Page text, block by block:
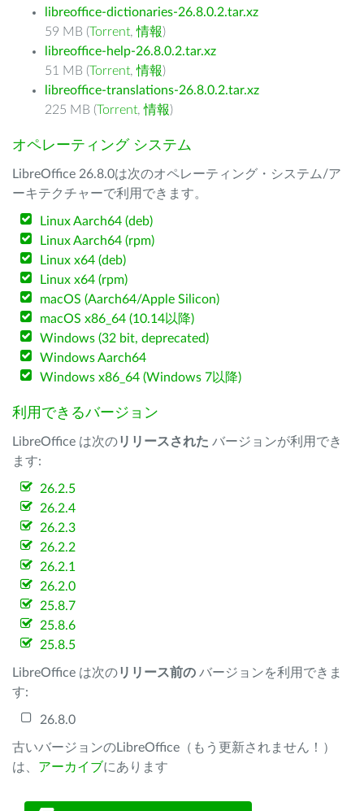
libreoffice-dictionaries-26.8.0.2.tar.xz
59 MB (Torrent,情報)
libreoffice-help-26.8.0.2.tar.xz
51 MB (Torrent,情報)
libreoffice-translations-26.8.0.2.tar.xz
225 MB (Torrent,情報)
オペレーティング システム
LibreOffice 26.8.0は次のオペレーティング・システム/ア
ーキテクチャーで利用できます。
Linux Aarch64 (deb)
Linux Aarch64 (rpm)
Linux x64 (deb)
Linux x64 (rpm)
macOS (Aarch64/Apple Silicon)
macOS x86_64 (10.14以降)
Windows (32 bit, deprecated)
Windows Aarch64
Windows x86_64 (Windows 7以降)
利用できるバージョン
LibreOffice は次のリリースされた バージョンが利用でき
ます:
26.2.5
26.2.4
26.2.3
26.2.2
26.2.1
26.2.0
25.8.7
25.8.6
25.8.5
LibreOffice は次のリリース前の バージョンを利用できま
す:
26.8.0
古いバージョンのLibreOffice（もう更新されません！）
は、 アーカイブにあります